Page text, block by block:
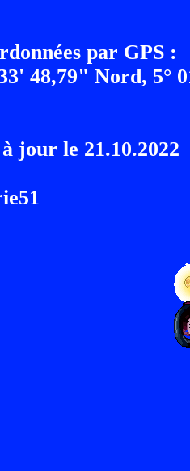
par GPS :
48,79" Nord, 5°
jour le 21.10.2022